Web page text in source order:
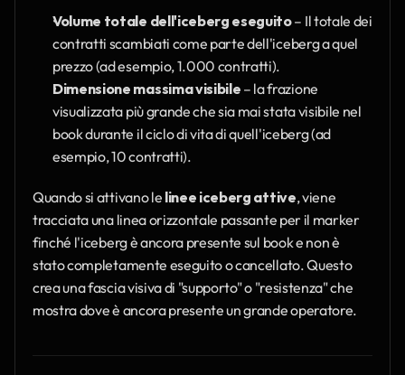
Volume totale dell'iceberg eseguito – Il totale dei
contratti scambiati come parte dell'iceberg a quel
prezzo (ad esempio, 1.000 contratti).
Dimensione massima visibile – la frazione
visualizzata più grande che sia mai stata visibile nel
book durante il ciclo di vita di quell'iceberg (ad
esempio, 10 contratti).
Quando si attivano le linee iceberg attive, viene
tracciata una linea orizzontale passante per il marker
finché l'iceberg è ancora presente sul book e non è
stato completamente eseguito o cancellato. Questo
crea una fascia visiva di "supporto" o "resistenza" che
mostra dove è ancora presente un grande operatore.